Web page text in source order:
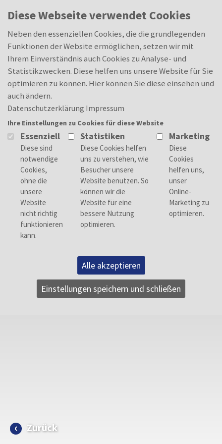
Merkliste
Merkliste
0
Zurück
Diese Webseite verwendet Cookies
Neben den essenziellen Cookies, die die grundlegenden
Funktionen der Website ermöglichen, setzen wir mit
Ihrem Einverständnis auch Cookies zu Analyse- und
Statistikzwecken. Diese helfen uns unsere Website für Sie
optimieren zu können. Hier können Sie diese einsehen und
auch ändern.
Datenschutzerklärung Impressum
Ihre Einstellungen zu Cookies für diese Website
Essenziell Statistiken Marketing
Alle akzeptieren
Einstellungen speichern und schließen